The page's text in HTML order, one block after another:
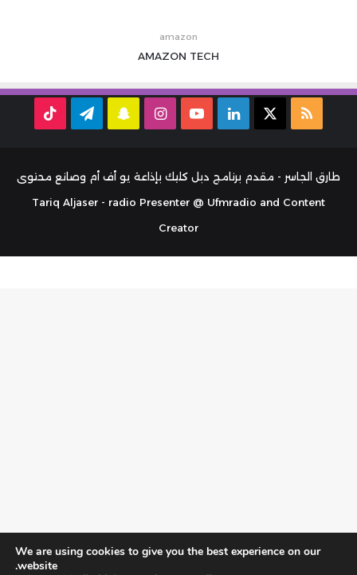
amazon
AMAZON TECH
ملخص
RSS
لينكدإن ‫YouTubeانستقرامسناب تيلقرام
طارق الجاسر - مقدم برنامج دبل كليك بإذاعة يو أف أم وصانع محتوى
Tariq Aljaser - radio Presenter @ Ufmradio and Content
Creator
We are using cookies to give you the best experience on our
website.